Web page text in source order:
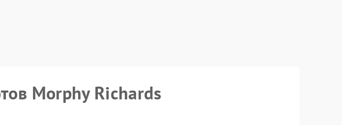
Morphy Richards